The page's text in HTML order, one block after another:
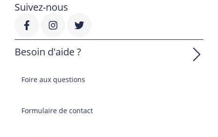
Suivez-nous
Besoin d'aide ?
Foire aux questions
Formulaire de contact